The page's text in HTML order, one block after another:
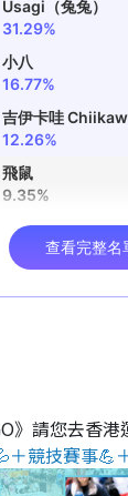
》請您去香港
＋競技賽事💪